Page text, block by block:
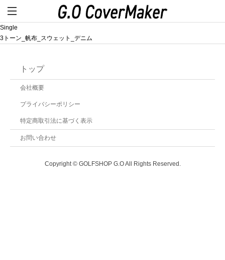
Single
3トーン_帆布_スウェット_デニム
トップ
会社概要
プライバシーポリシー
特定商取引法に基づく表示
お問い合わせ
Copyright © GOLFSHOP G.O All Rights Reserved.